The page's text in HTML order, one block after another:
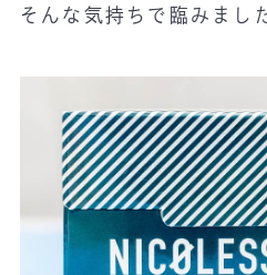
そんな気持ちで臨みまし